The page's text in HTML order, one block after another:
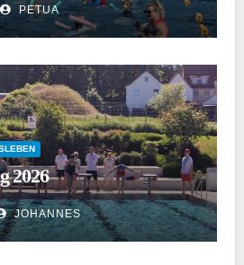
PETUA
2026
JOHANNES